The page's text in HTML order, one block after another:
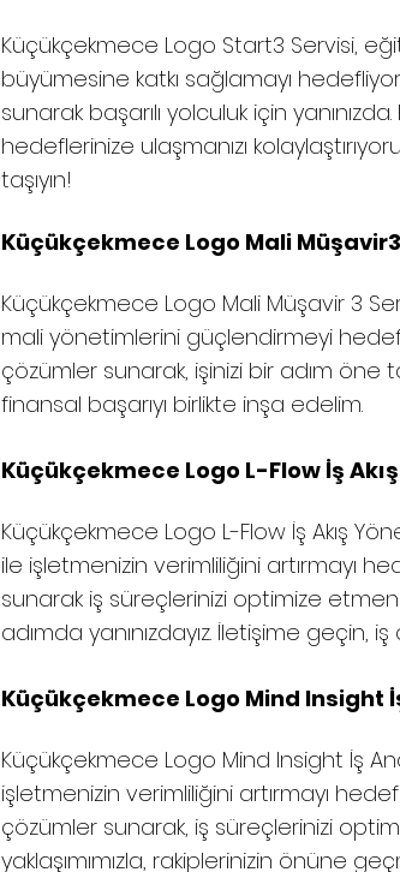
Küçükçekmece Logo Start3 Servisi,
büyümesine katkı sağlamayı
sunarak başarılı yolculuk için
hedeflerinize ulaşmanızı
taşıyın!
Küçükçekmece Logo Mali
Küçükçekmece Logo Mali Müşavir 3
mali yönetimlerini güçlendirmeyi
çözümler sunarak, işinizi bir adım öne
finansal başarıyı birlikte inşa edelim.
Küçükçekmece Logo L-Flow İş
Küçükçekmece Logo L-Flow İş Akış
ile işletmenizin verimliliğini artırmayı
sunarak iş süreçlerinizi optimize
adımda yanınızdayız. İletişime geçin,
Küçükçekmece Logo Mind Insight
Küçükçekmece Logo Mind Insight İş
işletmenizin verimliliğini artırmayı
çözümler sunarak, iş süreçlerinizi
yaklaşımımızla, rakiplerinizin önüne